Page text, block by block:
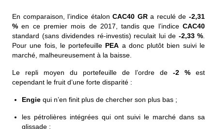
En comparaison, l’indice étalonCAC40 GRa reculé de-2,31
% en ce premier mois de 2017, tandis que l’indice CAC40
standard (sans dividendes ré-investis) reculait lui de -2,33 %.
Pour une fois, le portefeuille PEA a donc plutôt bien suivi le
marché, malheureusement à la baisse.
Le repli moyen du portefeuille de l’ordre de -2 % est
cependant le fruit d’une forte disparité :
Engie qui n’en finit plus de chercher son plus bas ;
les pétrolières intégrées qui ont suivi le marché dans sa
glissade ;